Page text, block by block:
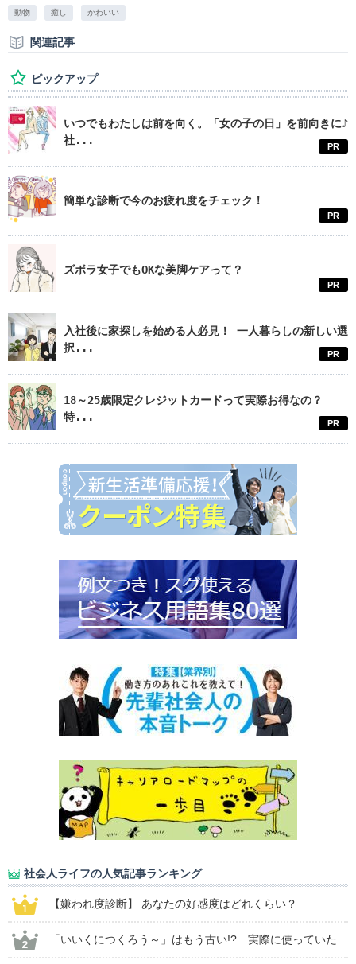
動物 癒し かわいい
関連記事
ピックアップ
いつでもわたしは前を向く。「女の子の日」を前向きに♪
社...
PR
簡単な診断で今のお疲れ度をチェック！
PR
ズボラ女子でもOKな美脚ケアって？
PR
入社後に家探しを始める人必見！ 一人暮らしの新しい選
択...
PR
18～25歳限定クレジットカードって実際お得なの？
特...
PR
社会人ライフの人気記事ランキング
【嫌われ度診断】 あなたの好感度はどれくらい？
「いいくにつくろう～」はもう古い!? 実際に使っていた...